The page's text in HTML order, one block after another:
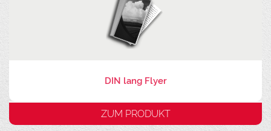
DIN lang Flyer
ZUM PRODUKT